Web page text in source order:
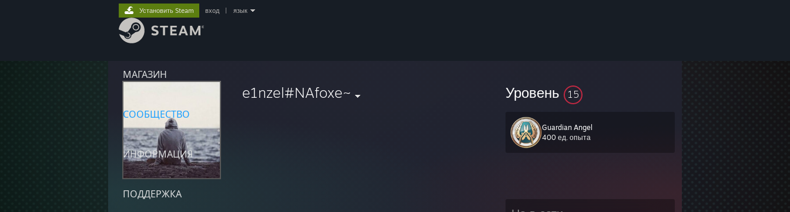
МАГАЗИН
СООБЩЕСТВО
ИНФОРМАЦИЯ
ПОДДЕРЖКА
Установить Steam вход язык
e1nzel#NAfoxe~ Уровень 15
Guardian Angel
400 ед. опыта